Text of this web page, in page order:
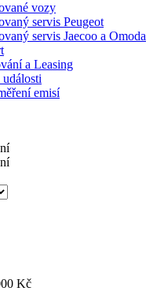
vozy
servis Peugeot
servis Jaecoo a Omoda
a Leasing
události
emisí
Kč